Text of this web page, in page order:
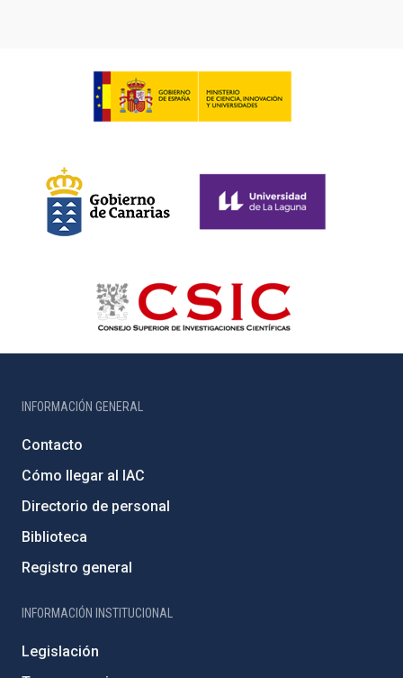
INFORMACIÓN GENERAL
Contacto
Cómo llegar al IAC
Directorio de personal
Biblioteca
Registro general
INFORMACIÓN INSTITUCIONAL
Legislación